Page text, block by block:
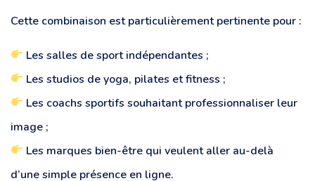
Cette combinaison est particulièrement pertinente pour :
Les salles de sport indépendantes ;
Les studios de yoga, pilates et fitness ;
Les coachs sportifs souhaitant professionnaliser leur
image ;
Les marques bien-être qui veulent aller au-delà
d’une simple présence en ligne.